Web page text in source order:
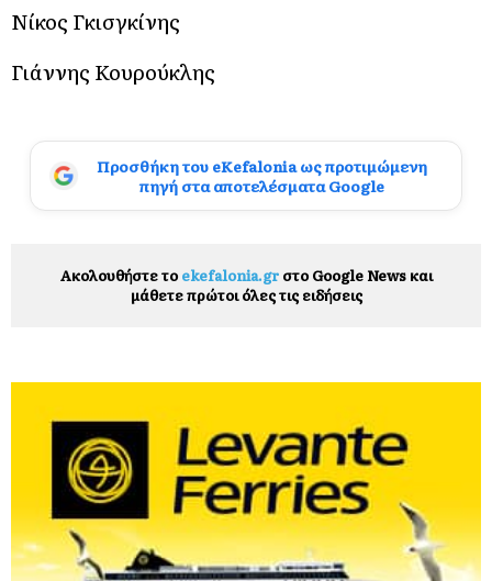
Νίκος Γκισγκίνης
Γιάννης Κουρούκλης
Προσθήκη του eKefalonia ως προτιμώμενη
πηγή στα αποτελέσματα Google
Ακολουθήστε το ekefalonia.grστο Google News και
μάθετε πρώτοι όλες τις ειδήσεις